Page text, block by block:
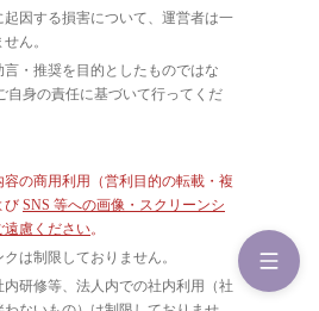
因する損害について、運営者は一
ん。
・推奨を目的としたものではな
自身の責任に基づいて行ってくだ
の商用利用（営利目的の転載・複
び SNS 等への画像・スクリーンシ
遠慮ください。
は制限しておりません。
研修等、法人内での社内利用（社